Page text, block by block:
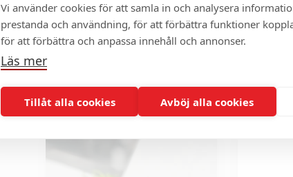
Vi använder cookies för att samla in och analysera
prestanda och användning, för att förbättra funktioner
för att förbättra och anpassa innehåll och annonser.
Läs mer
Tillåt alla cookies Avböj alla cookies
Exotisk buffé
Välj alternativ
Välj